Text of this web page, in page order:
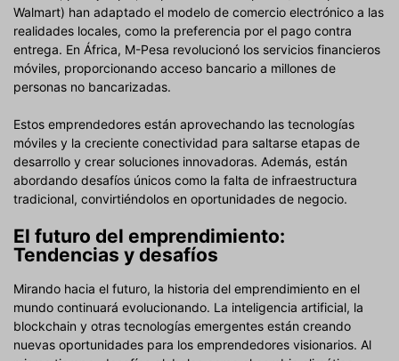
Walmart) han adaptado el modelo de comercio electrónico a las
realidades locales, como la preferencia por el pago contra
entrega. En África, M-Pesa revolucionó los servicios financieros
móviles, proporcionando acceso bancario a millones de
personas no bancarizadas.
Estos emprendedores están aprovechando las tecnologías
móviles y la creciente conectividad para saltarse etapas de
desarrollo y crear soluciones innovadoras. Además, están
abordando desafíos únicos como la falta de infraestructura
tradicional, convirtiéndolos en oportunidades de negocio.
El futuro del emprendimiento:
Tendencias y desafíos
Mirando hacia el futuro, la historia del emprendimiento en el
mundo continuará evolucionando. La inteligencia artificial, la
blockchain y otras tecnologías emergentes están creando
nuevas oportunidades para los emprendedores visionarios. Al